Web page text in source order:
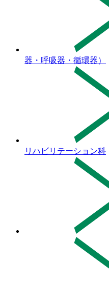
器・呼吸器・循環器）
リハビリテーション科